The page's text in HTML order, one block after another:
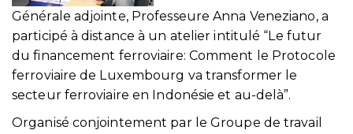
Générale adjointe, Professeure Anna Veneziano, a
participé à distance à un atelier intitulé “Le futur
du financement ferroviaire: Comment le Protocole
ferroviaire de Luxembourg va transformer le
secteur ferroviaire en Indonésie et au-delà”.
Organisé conjointement par le Groupe de travail